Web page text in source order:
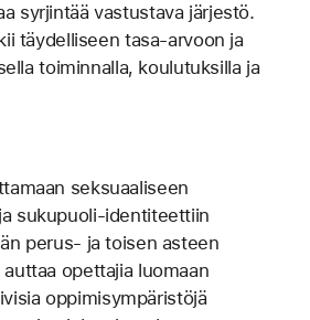
syrjintää vastustava järjestö.
täydelliseen tasa-arvoon ja
toiminnalla, koulutuksilla ja
seksuaaliseen
sukupuoli-identiteettiin
perus- ja toisen asteen
opettajia luomaan
oppimisympäristöjä